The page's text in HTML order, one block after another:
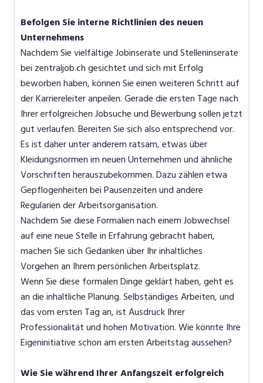
Befolgen Sie interne Richtlinien des neuen
Unternehmens
Nachdem Sie vielfältige Jobinserate und Stelleninserate
bei zentraljob.ch gesichtet und sich mit Erfolg
beworben haben, können Sie einen weiteren Schritt auf
der Karriereleiter anpeilen. Gerade die ersten Tage nach
Ihrer erfolgreichen Jobsuche und Bewerbung sollen jetzt
gut verlaufen. Bereiten Sie sich also entsprechend vor.
Es ist daher unter anderem ratsam, etwas über
Kleidungsnormen im neuen Unternehmen und ähnliche
Vorschriften herauszubekommen. Dazu zählen etwa
Gepflogenheiten bei Pausenzeiten und andere
Regularien der Arbeitsorganisation.
Nachdem Sie diese Formalien nach einem Jobwechsel
auf eine neue Stelle in Erfahrung gebracht haben,
machen Sie sich Gedanken über Ihr inhaltliches
Vorgehen an Ihrem persönlichen Arbeitsplatz.
Wenn Sie diese formalen Dinge geklärt haben, geht es
an die inhaltliche Planung. Selbständiges Arbeiten, und
das vom ersten Tag an, ist Ausdruck Ihrer
Professionalität und hohen Motivation. Wie könnte Ihre
Eigeninitiative schon am ersten Arbeitstag aussehen?
Wie Sie während Ihrer Anfangszeit erfolgreich